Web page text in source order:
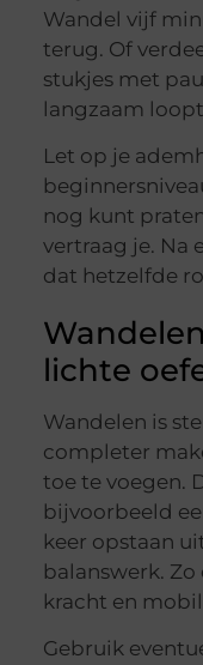
Wandel vijf
terug. Of
stukjes met
langzaam
Let op je
nog kunt
vertraag je. Na
dat hetzelfde
lichte
Wandelen is
completer
toe te voegen.
bijvoorbeeld
keer opstaan
balanswerk.
kracht en
Gebruik